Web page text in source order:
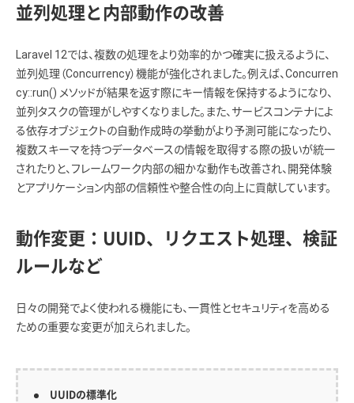
並列処理と内部動作の改善
Laravel 12では、複数の処理をより効率的かつ確実に扱えるように、
並列処理（Concurrency）機能が強化されました。例えば、Concurren
cy::run() メソッドが結果を返す際にキー情報を保持するようになり、
並列タスクの管理がしやすくなりました。また、サービスコンテナによ
る依存オブジェクトの自動作成時の挙動がより予測可能になったり、
複数スキーマを持つデータベースの情報を取得する際の扱いが統一
されたりと、フレームワーク内部の細かな動作も改善され、開発体験
とアプリケーション内部の信頼性や整合性の向上に貢献しています。
動作変更：UUID、リクエスト処理、検証
ルールなど
日々の開発でよく使われる機能にも、一貫性とセキュリティを高める
ための重要な変更が加えられました。
UUIDの標準化